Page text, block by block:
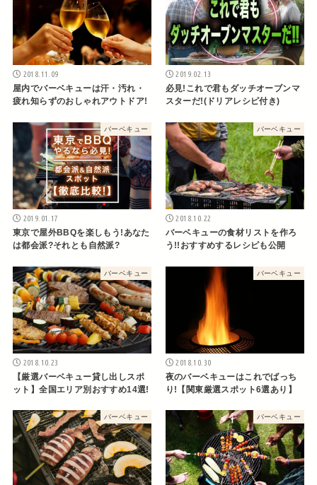
2018.11.09
屋内でバーベキューは汗・汚れ・
疲れ知らずのおしゃれアウトドア!
2019.02.13
必見!これで君もダッチオーブンマ
スターだ!(ドリアレシピ付き)
バーベキュー
2019.01.17
東京で屋外BBQを楽しもう!あなた
は都会派?それとも自然派?
バーベキュー
2018.10.22
バーベキューの食材リストを作ろ
う!!おすすめするレシピも公開
バーベキュー
2018.10.23
【厳選バーベキュー貸し出しスポ
ット】全国エリア別おすすめ14選!
バーベキュー
2018.10.30
夜のバーベキューはこれでばっち
り!【関東厳選スポット6選あり】
バーベキュー バーベキュー